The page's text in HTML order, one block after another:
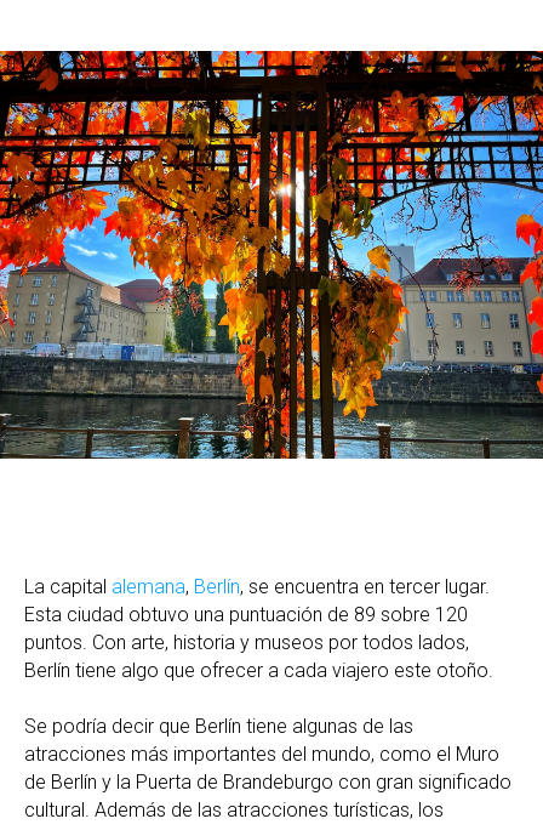
La capital alemana, Berlín, se encuentra en tercer lugar.
Esta ciudad obtuvo una puntuación de 89 sobre 120
puntos. Con arte, historia y museos por todos lados,
Berlín tiene algo que ofrecer a cada viajero este otoño.
Se podría decir que Berlín tiene algunas de las
atracciones más importantes del mundo, como el Muro
de Berlín y la Puerta de Brandeburgo con gran significado
cultural. Además de las atracciones turísticas, los